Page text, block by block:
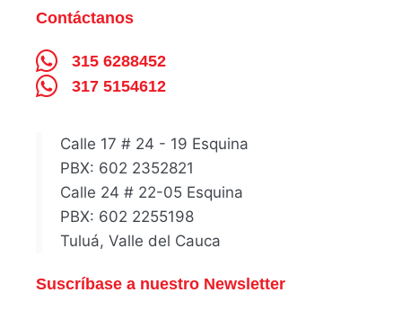
Contáctanos
315 6288452
317 5154612
Calle 17 # 24 - 19 Esquina
PBX: 602 2352821
Calle 24 # 22-05 Esquina
PBX: 602 2255198
Tuluá, Valle del Cauca
Suscríbase a nuestro Newsletter